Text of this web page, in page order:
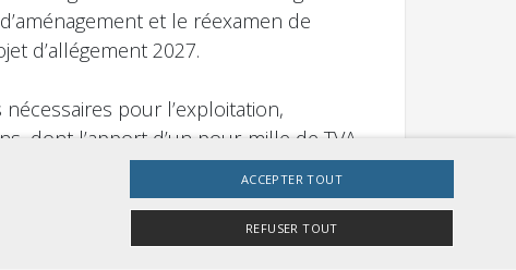
et le réexamen de
d’allégement 2027.
pour l’exploitation,
dont l’apport d’un pour-mille de TVA
fonds doit rester inchangée jusqu’à
la branche, soient connus. En effet,
réflexion «Transports ’45» (examen
ACCEPTER TOUT
REFUSER TOUT